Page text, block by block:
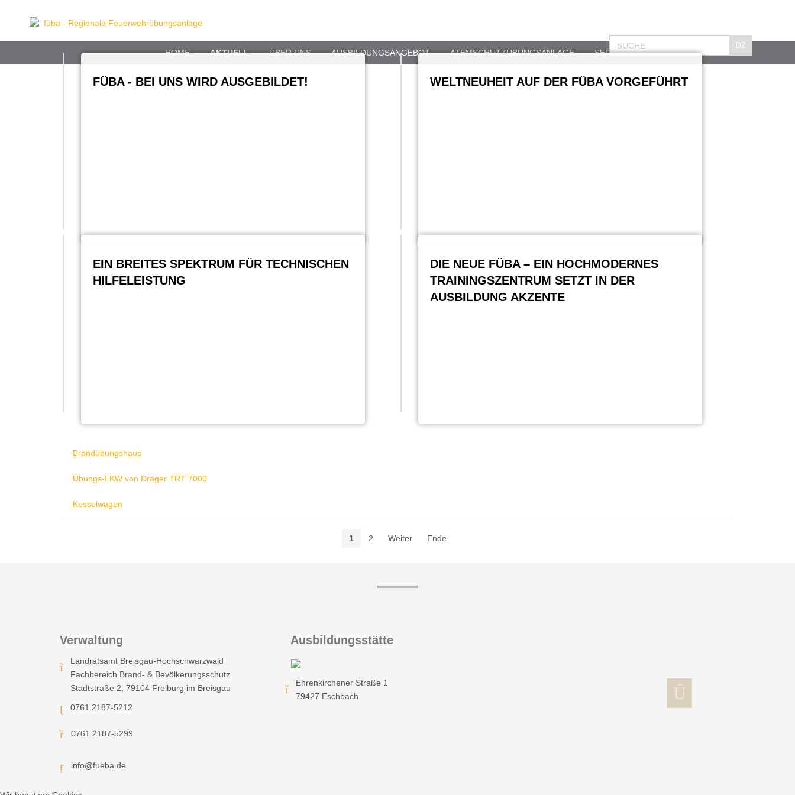
HOME AKTUELL ÜBER UNS AUSBILDUNGSANGEBOT ATEMSCHUTZÜBUNGSANLAGE SERVICE
FÜBA - BEI UNS WIRD AUSGEBILDET! WELTNEUHEIT AUF DER FÜBA VORGEFÜHRT
EIN BREITES SPEKTRUM FÜR TECHNISCHEN
HILFELEISTUNG
DIE NEUE FÜBA – EIN HOCHMODERNES
TRAININGSZENTRUM SETZT IN DER
AUSBILDUNG AKZENTE
Brandübungshaus
Übungs-LKW von Dräger TRT 7000
Kesselwagen
1 2 Weiter Ende
Verwaltung
Landratsamt Breisgau-Hochschwarzwald
Fachbereich Brand- & Bevölkerungsschutz
Stadtstraße 2, 79104 Freiburg im Breisgau
0761 2187-5212
0761 2187-5299
info@fueba.de
Ausbildungsstätte
Ehrenkirchener Straße 1
79427 Eschbach